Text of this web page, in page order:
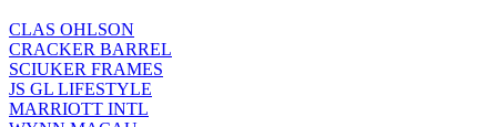
CLAS OHLSON
CRACKER BARREL
SCIUKER FRAMES
JS GL LIFESTYLE
MARRIOTT INTL